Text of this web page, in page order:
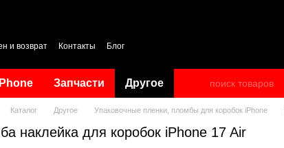
и возврат Контакты Блог
Запчасти Другое
Каталог Другое Упаковочные пленки, пломбы для коробок iPhone
наклейка для коробок iPhone 17 Air